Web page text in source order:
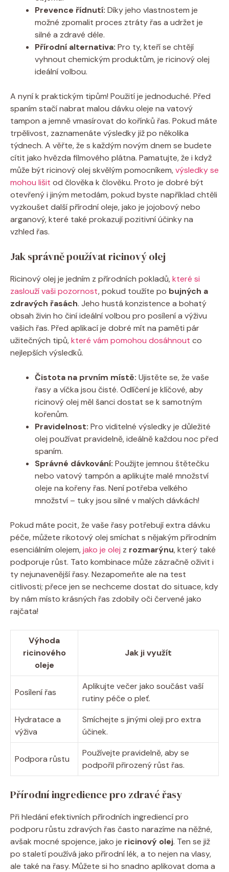
Prevence řídnutí: Díky jeho vlastnostem je
možné zpomalit proces ztráty řas a udržet je
silné a zdravé déle.
Přírodní alternativa: Pro ty, kteří se chtějí
vyhnout chemickým produktům, je ricinový olej
ideální volbou.
A nyní k praktickým tipům! Použití je jednoduché. Před
spaním stačí nabrat malou dávku oleje na vatový
tampon a jemně vmasírovat do kořínků řas. Pokud máte
trpělivost, zaznamenáte výsledky již po několika
týdnech. A věřte, že s každým novým dnem se budete
cítit jako hvězda filmového plátna. Pamatujte, že i když
může být ricinový olej skvělým pomocníkem,výsledky se
mohou lišit od člověka k člověku. Proto je dobré být
otevřený i jiným metodám, pokud byste například chtěli
vyzkoušet další přírodní oleje, jako je jojobový nebo
arganový, které také prokazují pozitivní účinky na
vzhled řas.
Jak správně používat ricinový olej
Ricinový olej je jedním z přírodních pokladů,které si
zaslouží vaši pozornost, pokud toužíte po bujných a
zdravých řasách. Jeho hustá konzistence a bohatý
obsah živin ho činí ideální volbou pro posílení a výživu
vašich řas. Před aplikací je dobré mít na paměti pár
užitečných tipů,které vám pomohou dosáhnout co
nejlepších výsledků.
Čistota na prvním místě: Ujistěte se, že vaše
řasy a víčka jsou čisté. Odlíčení je klíčové, aby
ricinový olej měl šanci dostat se k samotným
kořenům.
Pravidelnost: Pro viditelné výsledky je důležité
olej používat pravidelně, ideálně každou noc před
spaním.
Správné dávkování: Použijte jemnou štětečku
nebo vatový tampón a aplikujte malé množství
oleje na kořeny řas. Není potřeba velkého
množství – tuky jsou silné v malých dávkách!
Pokud máte pocit, že vaše řasy potřebují extra dávku
péče, můžete rikotový olej smíchat s nějakým přírodním
esenciálním olejem,jako je olej z rozmarýnu, který také
podporuje růst. Tato kombinace může zázračně oživit i
ty nejunavenější řasy. Nezapomeňte ale na test
citlivosti; přece jen se nechceme dostat do situace, kdy
by nám místo krásných řas zdobily oči červené jako
rajčata!
Výhoda
ricinového
oleje
Jak ji využít
Posílení řas
Aplikujte večer jako součást vaší
rutiny péče o pleť.
Hydratace a
výživa
Smíchejte s jinými oleji pro extra
účinek.
Podpora růstu
Používejte pravidelně, aby se
podpořil přirozený růst řas.
Přírodní ingredience pro zdravé řasy
Při hledání efektivních přírodních ingrediencí pro
podporu růstu zdravých řas často narazíme na něžné,
avšak mocné spojence, jako je ricinový olej. Ten se již
po staletí používá jako přírodní lék, a to nejen na vlasy,
ale také na řasy. Můžete si ho snadno aplikovat doma a